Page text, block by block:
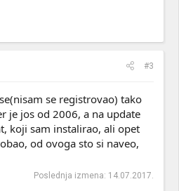
#3
se registrovao) tako
je jos od 2006, a na update
koji sam instalirao, ali opet
od ovoga sto si naveo,
Poslednja izmena: 14.07.2017.